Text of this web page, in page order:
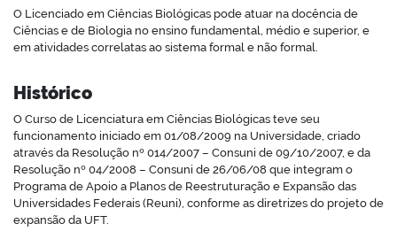
O Licenciado em Ciências Biológicas pode atuar na docência de
Ciências e de Biologia no ensino fundamental, médio e superior, e
em atividades correlatas ao sistema formal e não formal.
Histórico
O Curso de Licenciatura em Ciências Biológicas teve seu
funcionamento iniciado em 01/08/2009 na Universidade, criado
através da Resolução nº 014/2007 – Consuni de 09/10/2007, e da
Resolução nº 04/2008 – Consuni de 26/06/08 que integram o
Programa de Apoio a Planos de Reestruturação e Expansão das
Universidades Federais (Reuni), conforme as diretrizes do projeto de
expansão da UFT.